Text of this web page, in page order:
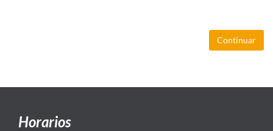
Continuar
Horarios